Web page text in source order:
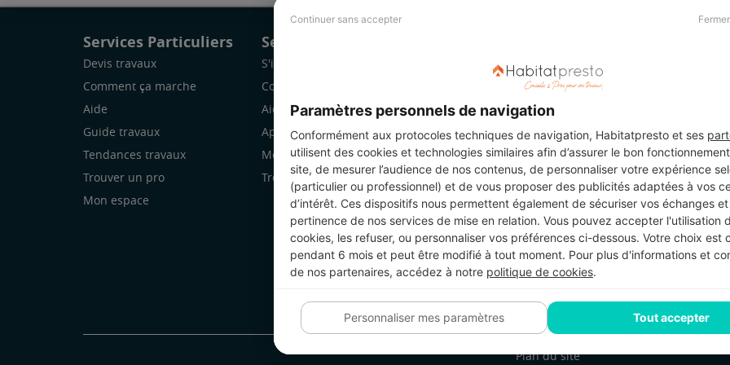
Continuer sans accepter
Paramètres personnels de navigation
Conformément aux protocoles techniques de navigation, Habitatpresto et ses
utilisent des cookies et technologies similaires afin d’assurer le bon
site, de mesurer l’audience de nos contenus, de personnaliser votre expérience
(particulier ou professionnel) et de vous proposer des publicités adaptées à vos
d’intérêt. Ces dispositifs nous permettent également de sécuriser vos échanges
pertinence de nos services de mise en relation. Vous pouvez accepter l'utilisation
cookies, les refuser, ou personnaliser vos préférences ci-dessous. Votre choix est
pendant 6 mois et peut être modifié à tout moment. Pour plus d'informations et
de nos partenaires, accédez à notre politique de cookies.
Personnaliser mes paramètres Tout accepter
Services Particuliers
Devis travaux
Comment ça marche
Aide
Guide travaux
Tendances travaux
Trouver un pro
Mon espace
Services Pro
S'inscrire
Comment ça marche
Aide
Application Mobile
Mon espace
Trouver des chantiers
Revue de presse
Légal
Charte cookies
Suivez-nous
Plan du site